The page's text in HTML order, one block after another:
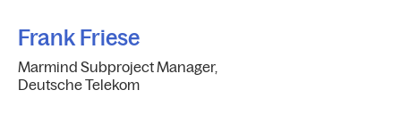
Frank Friese
Marmind Subproject Manager,
Deutsche Telekom